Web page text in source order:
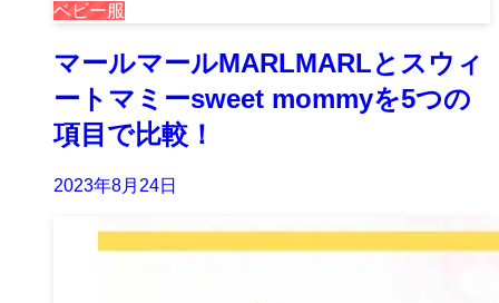
ベビー服
マールマールMARLMARLとスウィ
ートマミーsweet mommyを5つの
項目で比較！
2023年8月24日